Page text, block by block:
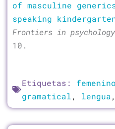
of masculine
speaking
Frontiers in psychology
10.
Etiquetas: femenino
gramatical, lengua